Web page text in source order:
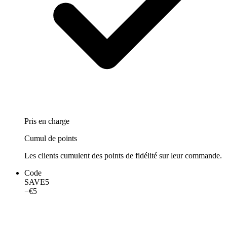
Pris en charge
Cumul de points
Les clients cumulent des points de fidélité sur leur commande.
Code
SAVE5
−€5